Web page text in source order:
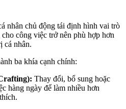
nhân chủ động tái định hình vai trò
công việc trở nên phù hợp hơn
cá nhân.
ba khía cạnh chính:
Thay đổi, bổ sung hoặc
hàng ngày để làm nhiều hơn